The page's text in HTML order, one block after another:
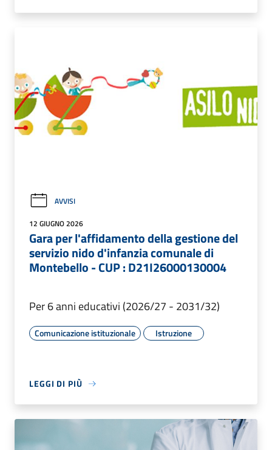
AVVISI
12 GIUGNO 2026
Gara per l'affidamento della gestione del
servizio nido d'infanzia comunale di
Montebello - CUP : D21I26000130004
Per 6 anni educativi (2026/27 - 2031/32)
Comunicazione istituzionale Istruzione
LEGGI DI PIÙ